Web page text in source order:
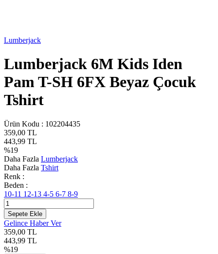
Lumberjack
Lumberjack 6M Kids Iden
Pam T-SH 6FX Beyaz Çocuk
Tshirt
Ürün Kodu : 102204435
359,00 TL
443,99 TL
%19
Daha Fazla Lumberjack
Daha Fazla Tshirt
Renk :
Beden :
10-11 12-13 4-5 6-7 8-9
Sepete Ekle
Gelince Haber Ver
359,00 TL
443,99 TL
%19